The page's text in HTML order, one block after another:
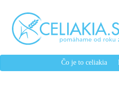
Čo je to celiakia